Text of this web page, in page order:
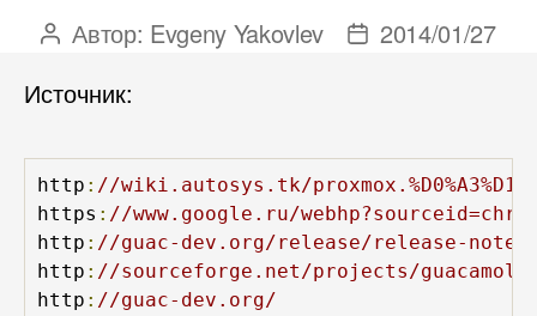
Автор
Автор: Evgeny Yakovlev
Дата2014/01/27
Источник:
http : //wiki.autosys.tk/
https : //www.google.ru/
http : //guac-dev.org/release/release-
http : //sourceforge.net/projects/
http : //guac-dev.org/